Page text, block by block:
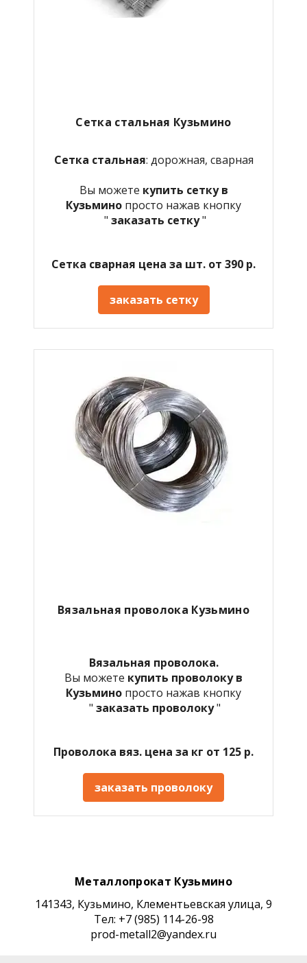
Сетка стальная Кузьмино
Сетка стальная: дорожная, сварная
Вы можете купить сетку в
Кузьмино просто нажав кнопку
" заказать сетку"
Сетка сварная цена за шт. от 390 р.
заказать сетку
Вязальная проволока Кузьмино
Вязальная проволока.
Вы можете купить проволоку в
Кузьмино просто нажав кнопку
" заказать проволоку"
Проволока вяз. цена за кг от 125 р.
заказать проволоку
Металлопрокат Кузьмино
141343, Кузьмино, Клементьевская улица, 9
Тел: +7 (985) 114-26-98
prod-metall2@yandex.ru